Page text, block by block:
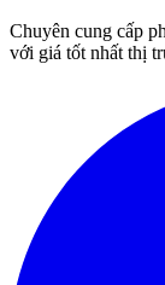
Chuyên cung cấp
với giá tốt nhất thị